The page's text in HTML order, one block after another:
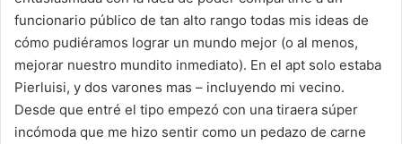
funcionario público de tan alto rango todas mis ideas de
cómo pudiéramos lograr un mundo mejor (o al menos,
mejorar nuestro mundito inmediato). En el apt solo estaba
Pierluisi, y dos varones mas – incluyendo mi vecino.
Desde que entré el tipo empezó con una tiraera súper
incómoda que me hizo sentir como un pedazo de carne